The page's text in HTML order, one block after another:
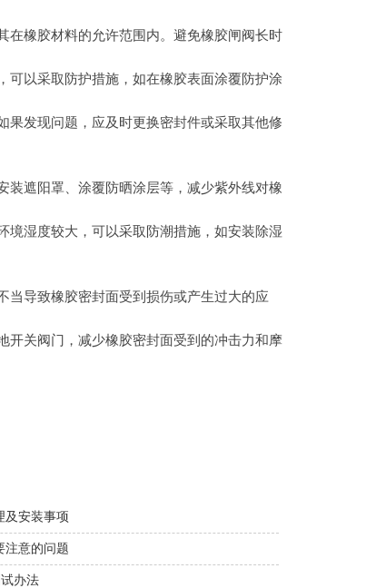
在橡胶材料的允许范围内。避免橡胶闸阀长时
可以采取防护措施，如在橡胶表面涂覆防护涂
果发现问题，应及时更换密封件或采取其他修
装遮阳罩、涂覆防晒涂层等，减少紫外线对橡
境湿度较大，可以采取防潮措施，如安装除湿
当导致橡胶密封面受到损伤或产生过大的应
开关阀门，减少橡胶密封面受到的冲击力和摩
及安装事项
注意的问题
办法